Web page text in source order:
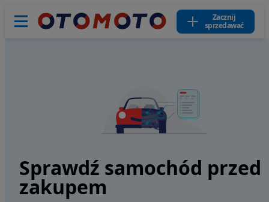
Zacznij
sprzedawać
Sprawdź samochód przed
zakupem